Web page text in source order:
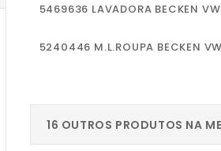
Recomendo, muito
profissionais.
peças
5469636 LAVADORA BECKEN
5240446 M.L.ROUPA BECKEN
16 OUTROS PRODUTOS NA